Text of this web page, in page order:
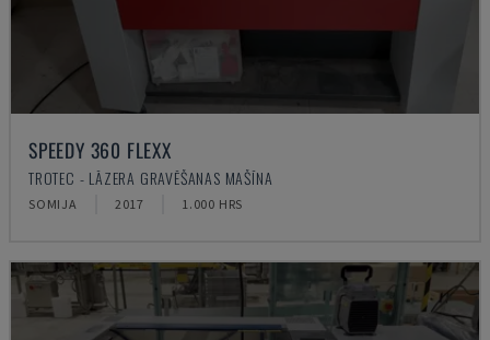
SPEEDY 360 FLEXX
TROTEC - LĀZERA GRAVĒŠANAS MAŠĪNA
SOMIJA 2017 1.000 HRS